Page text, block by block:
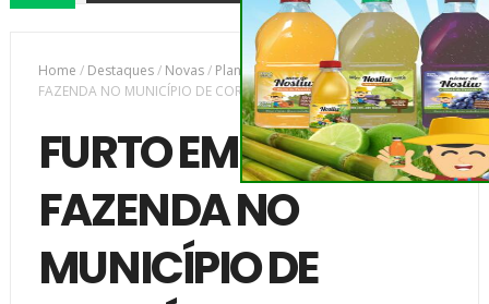
Home / Destaques/ Novas/ Plantão Policia/FURTO EM UMA
FAZENDA NO MUNICÍPIO DE CORNÉLIO PROCÓPIO
FURTO EM UMA
FAZENDA NO
MUNICÍPIO DE